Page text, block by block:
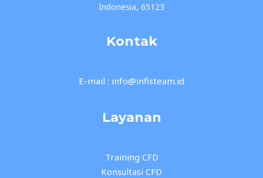
Indonesia, 65123
Kontak
E-mail : info@infisteam.id
Layanan
Training CFD
Konsultasi CFD